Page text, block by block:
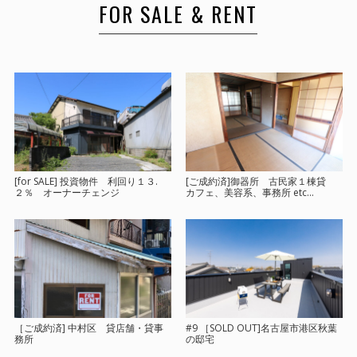
FOR SALE & RENT
[for SALE] 投資物件 利回り１３.
２％ オーナーチェンジ
[ご成約済]御器所 古民家１棟貸
カフェ、美容系、事務所 etc…
［ご成約済] 中村区 貸店舗・貸事
務所
#9 ［SOLD OUT]名古屋市港区秋葉
の邸宅